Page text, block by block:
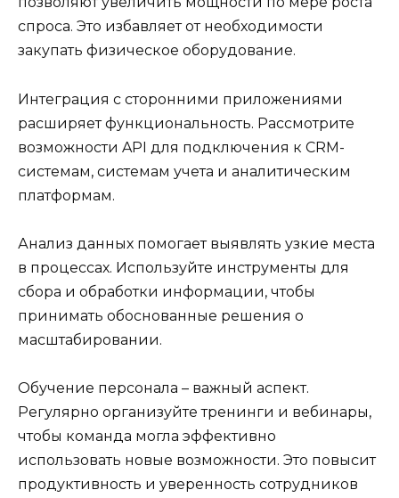
спроса. Это избавляет от необходимости
закупать физическое оборудование.
Интеграция с сторонними приложениями
расширяет функциональность. Рассмотрите
возможности API для подключения к CRM-
системам, системам учета и аналитическим
платформам.
Анализ данных помогает выявлять узкие места
в процессах. Используйте инструменты для
сбора и обработки информации, чтобы
принимать обоснованные решения о
масштабировании.
Обучение персонала – важный аспект.
Регулярно организуйте тренинги и вебинары,
чтобы команда могла эффективно
использовать новые возможности. Это повысит
продуктивность и уверенность сотрудников